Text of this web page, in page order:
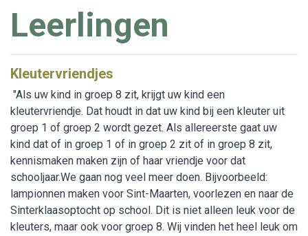
Referenties
Ouders
Beleid en Formulieren
Werken bij WijWijzer
Contact
Leerlingen
Kleutervriendjes
"Als uw kind in groep 8 zit, krijgt uw kind een
kleutervriendje. Dat houdt in dat uw kind bij een kleuter uit
groep 1 of groep 2 wordt gezet. Als allereerste gaat uw
kind dat of in groep 1 of in groep 2 zit of in groep 8 zit,
kennismaken maken zijn of haar vriendje voor dat
schooljaar.We gaan nog veel meer doen. Bijvoorbeeld:
lampionnen maken voor Sint-Maarten, voorlezen en naar de
Sinterklaasoptocht op school. Dit is niet alleen leuk voor de
kleuters, maar ook voor groep 8. Wij vinden het heel leuk om